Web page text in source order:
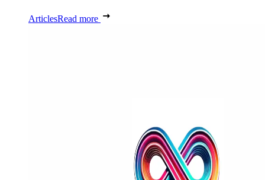
ArticlesRead more